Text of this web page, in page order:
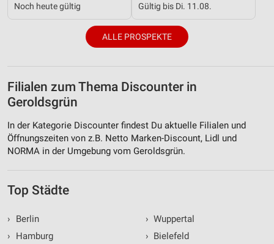
Noch heute gültig Gültig bis Di. 11.08.
ALLE PROSPEKTE
Filialen zum Thema Discounter in
Geroldsgrün
In der Kategorie Discounter findest Du aktuelle Filialen und
Öffnungszeiten von z.B. Netto Marken-Discount, Lidl und
NORMA in der Umgebung vom Geroldsgrün.
Top Städte
›
Berlin
›
Hamburg
› Wuppertal
› Bielefeld